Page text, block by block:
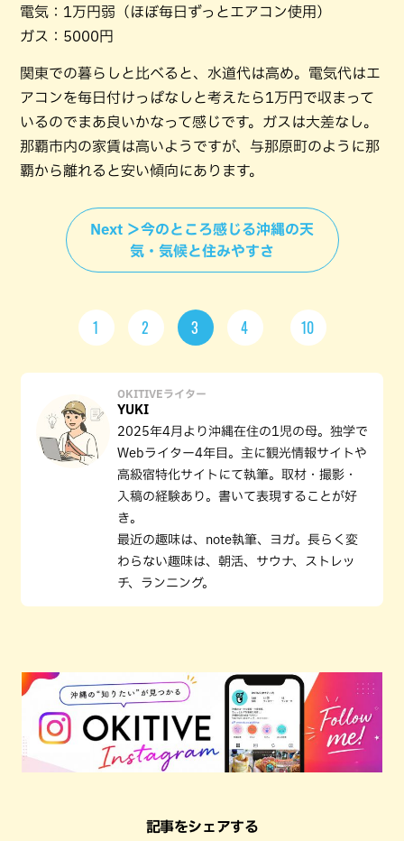
電気：1万円弱（ほぼ毎日ずっとエアコン使用）
ガス：5000円
関東での暮らしと比べると、水道代は高め。電気代はエ
アコンを毎日付けっぱなしと考えたら1万円で収まって
いるのでまあ良いかなって感じです。ガスは大差なし。
那覇市内の家賃は高いようですが、与那原町のように那
覇から離れると安い傾向にあります。
Next ＞今のところ感じる沖縄の天
気・気候と住みやすさ
1 2 3 4 10
OKITIVEライター
YUKI
2025年4月より沖縄在住の1児の母。独学で
Webライター4年目。主に観光情報サイトや
高級宿特化サイトにて執筆。取材・撮影・
入稿の経験あり。書いて表現することが好
き。
最近の趣味は、note執筆、ヨガ。長らく変
わらない趣味は、朝活、サウナ、ストレッ
チ、ランニング。
記事をシェアする